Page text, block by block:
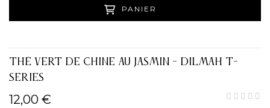
PANIER
THÉ VERT DE CHINE AU JASMIN - DILMAH T-
SERIES
12,00 €